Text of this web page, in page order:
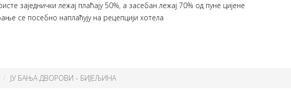
заједнички лежај плаћају 50%, а засебан лежај 70% од пуне цијене
се посебно наплаћују на рецепцији хотела
ЈУ БАЊА ДВОРОВИ - БИЈЕЉИНА